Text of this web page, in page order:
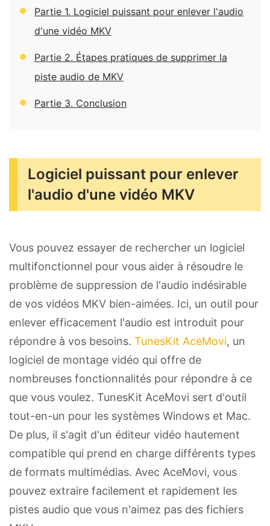
Partie 1. Logiciel puissant pour enlever l'audio
d'une vidéo MKV
Partie 2. Étapes pratiques de supprimer la
piste audio de MKV
Partie 3. Conclusion
Logiciel puissant pour enlever
l'audio d'une vidéo MKV
Vous pouvez essayer de rechercher un logiciel
multifonctionnel pour vous aider à résoudre le
problème de suppression de l'audio indésirable
de vos vidéos MKV bien-aimées. Ici, un outil pour
enlever efficacement l'audio est introduit pour
répondre à vos besoins. TunesKit AceMovi, un
logiciel de montage vidéo qui offre de
nombreuses fonctionnalités pour répondre à ce
que vous voulez. TunesKit AceMovi sert d'outil
tout-en-un pour les systèmes Windows et Mac.
De plus, il s'agit d'un éditeur vidéo hautement
compatible qui prend en charge différents types
de formats multimédias. Avec AceMovi, vous
pouvez extraire facilement et rapidement les
pistes audio que vous n'aimez pas des fichiers